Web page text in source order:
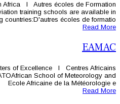
Other Aviation Training Schools in
Aéroportuaires en AfriqueOther
the following
AATO African Training Centers
d'Excellence en Formation
Civil Aviation (EAMAC) l